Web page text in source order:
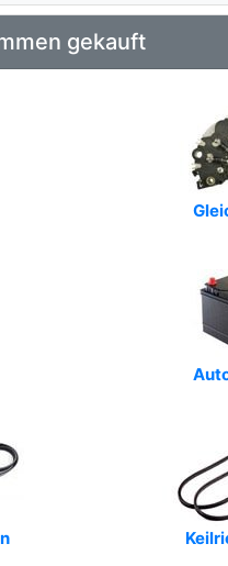
gekauft